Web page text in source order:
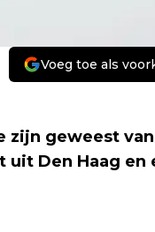
Voeg toe als
geweest
Den Haag